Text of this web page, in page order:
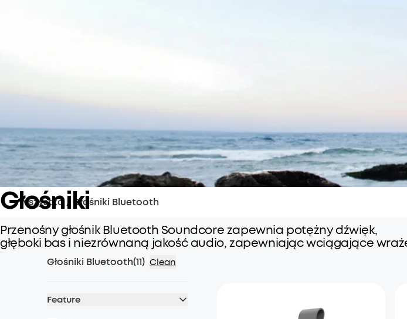
Głośniki
Przenośny głośnik Bluetooth Soundcore zapewnia potężny dźwięk,
głęboki bas i niezrównaną jakość audio, zapewniając wciągające
Wszystko / Głośniki Bluetooth
Głośniki Bluetooth(11) Clean
Feature